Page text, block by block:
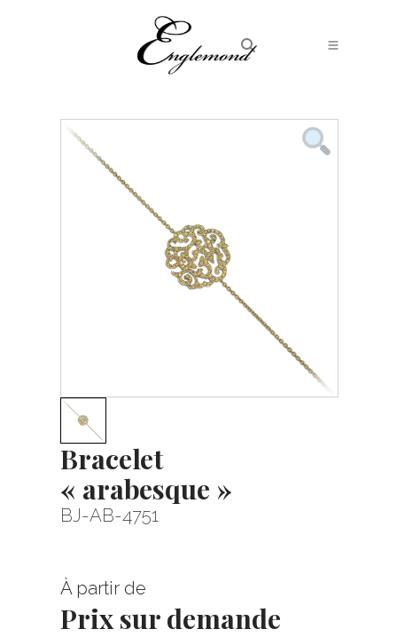
Bracelet
« arabesque »
BJ-AB-4751
À partir de
Prix sur demande